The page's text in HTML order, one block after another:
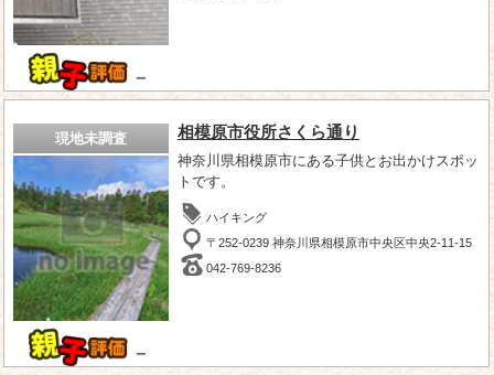
－
現地未調査
－
相模原市役所さくら通り
神奈川県相模原市にある子供とお出かけスポッ
トです。
ハイキング
〒252-0239 神奈川県相模原市中央区中央2-11-15
042-769-8236